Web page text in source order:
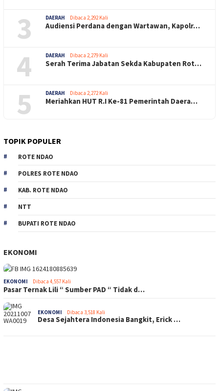
3 DAERAH Dibaca 2,292 Kali
Audiensi Perdana dengan Wartawan, Kapolr…
4 DAERAH Dibaca 2,279 Kali
Serah Terima Jabatan Sekda Kabupaten Rot…
5 DAERAH Dibaca 2,272 Kali
Meriahkan HUT R.I Ke-81 Pemerintah Daera…
TOPIK POPULER
ROTE NDAO
POLRES ROTE NDAO
KAB. ROTE NDAO
NTT
BUPATI ROTE NDAO
EKONOMI
EKONOMI Dibaca 4,557 Kali
Pasar Ternak Lili “ Sumber PAD “ Tidak d…
EKONOMI Dibaca 3,518 Kali
Desa Sejahtera Indonesia Bangkit, Erick …